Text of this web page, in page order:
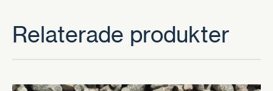
Relaterade produkter